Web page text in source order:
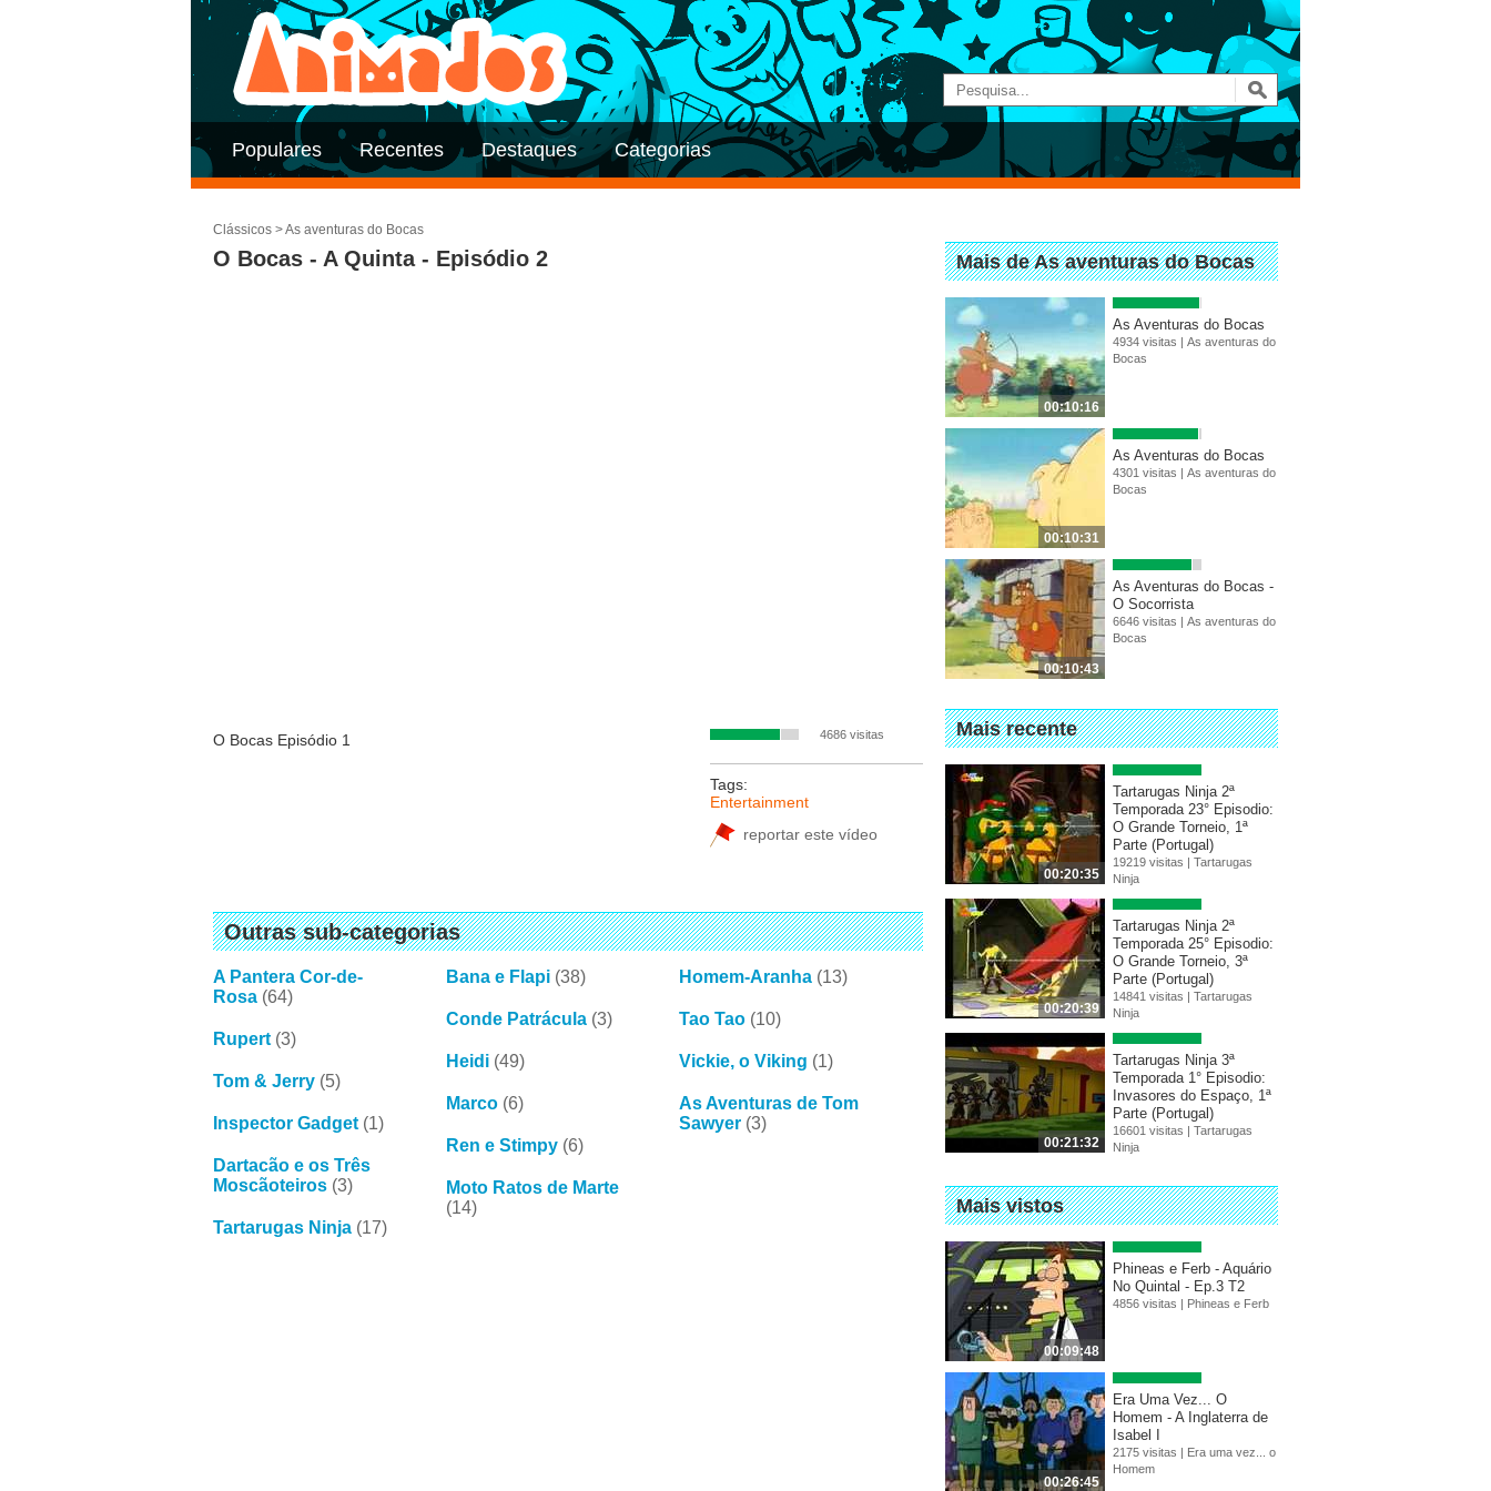
Populares Recentes Destaques Categorias
Clássicos >As aventuras do Bocas
O Bocas - A Quinta - Episódio 2
O Bocas Episódio 1 4686 visitas
Tags:
Entertainment
reportar este vídeo
Outras sub-categorias
A Pantera Cor-de-
Rosa (64)
Rupert (3)
Tom & Jerry (5)
Inspector Gadget (1)
Dartacão e os Três
Moscãoteiros (3)
Tartarugas Ninja (17)
Bana e Flapi (38)
Conde Patrácula (3)
Heidi (49)
Marco (6)
Ren e Stimpy (6)
Moto Ratos de Marte
(14)
Homem-Aranha (13)
Tao Tao (10)
Vickie, o Viking (1)
As Aventuras de Tom
Sawyer (3)
Mais de As aventuras do Bocas
00:10:16
As Aventuras do Bocas
4934 visitas | As aventuras do
Bocas
00:10:31
As Aventuras do Bocas
4301 visitas | As aventuras do
Bocas
00:10:43
As Aventuras do Bocas -
O Socorrista
6646 visitas | As aventuras do
Bocas
Mais recente
00:20:35
Tartarugas Ninja 2ª
Temporada 23° Episodio:
O Grande Torneio, 1ª
Parte (Portugal)
19219 visitas | Tartarugas
Ninja
00:20:39
Tartarugas Ninja 2ª
Temporada 25° Episodio:
O Grande Torneio, 3ª
Parte (Portugal)
14841 visitas | Tartarugas
Ninja
00:21:32
Tartarugas Ninja 3ª
Temporada 1° Episodio:
Invasores do Espaço, 1ª
Parte (Portugal)
16601 visitas | Tartarugas
Ninja
Mais vistos
00:09:48
Phineas e Ferb - Aquário
No Quintal - Ep.3 T2
4856 visitas | Phineas e Ferb
00:26:45
Era Uma Vez... O
Homem - A Inglaterra de
Isabel I
2175 visitas | Era uma vez... o
Homem